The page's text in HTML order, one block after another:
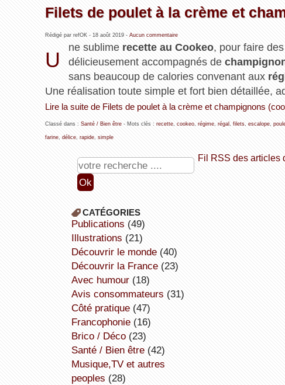
Filets de poulet à la crème et
Rédigé par refOK - 18 août 2019- Aucun commentaire
U
ne sublime recette au Cookeo, pour faire des
délicieusement accompagnés de
sans beaucoup de calories convenant aux
Une réalisation toute simple et fort bien détaillée,
Lire la suite de Filets de poulet à la crème et champignons
Classé dans : Santé / Bien être- Mots clés : recette, cookeo, régime, régal , filets, escalope,
farine, délice, rapide, simple
Fil RSS des articles
CATÉGORIES
publications (49)
illustrations (21)
découvrir le monde(40)
découvrir la France(23)
avec humour(18)
avis consommateurs (31)
côté pratique(47)
Francophonie(16)
Brico / Déco(23)
Santé / Bien être(42)
Musique,TV et autres
peoples (28)